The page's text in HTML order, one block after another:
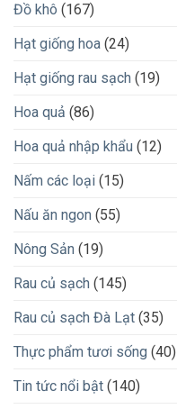
Đồ khô (167)
Hạt giống hoa (24)
Hạt giống rau sạch (19)
Hoa quả (86)
Hoa quả nhập khẩu (12)
Nấm các loại (15)
Nấu ăn ngon (55)
Nông Sản (19)
Rau củ sạch (145)
Rau củ sạch Đà Lạt (35)
Thực phẩm tươi sống (40)
Tin tức nổi bật (140)